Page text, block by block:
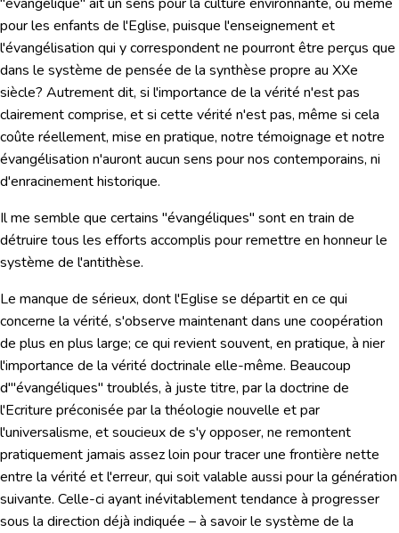
pour les enfants de l'Eglise, puisque l'enseignement et
l'évangélisation qui y correspondent ne pourront être perçus que
dans le système de pensée de la synthèse propre au XXe
siècle? Autrement dit, si l'importance de la vérité n'est pas
clairement comprise, etsi cette vérité n'est pas, même si cela
coûte réellement, mise en pratique, notre témoignage et notre
évangélisation n'auront aucun sens pour nos contemporains, ni
d'enracinement historique.
Il me semble que certains "évangéliques" sont en train de
détruire tous les efforts accomplis pour remettre en honneur le
système de l'antithèse.
Le manque de sérieux, dont l'Eglise se départit en ce qui
concerne la vérité, s'observe maintenant dans une coopération
de plus en plus large; ce qui revient souvent, en pratique, à nier
l'importance de la vérité doctrinale elle-même. Beaucoup
d'"évangéliques" troublés, à juste titre, par la doctrine de
l'Ecriture préconisée par la théologie nouvelle et par
l'universalisme, et soucieux de s'y opposer, ne remontent
pratiquement jamais assez loin pour tracer une frontière nette
entre la vérité et l'erreur, qui soit valable aussi pour la génération
suivante. Celle-ci ayant inévitablement tendance à progresser
sous la direction déjà indiquée – à savoir le système de la